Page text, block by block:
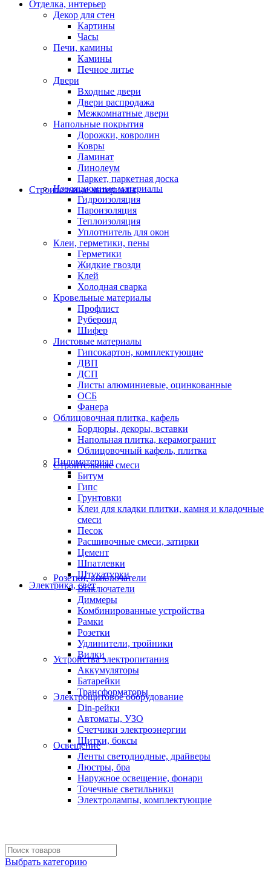
Отделка, интерьер
Декор для стен
Картины
Часы
Печи, камины
Камины
Печное литье
Двери
Входные двери
Двери распродажа
Межкомнатные двери
Напольные покрытия
Дорожки, ковролин
Ковры
Ламинат
Линолеум
Паркет, паркетная доска
Строительные материалы
Изоляционные материалы
Гидроизоляция
Пароизоляция
Теплоизоляция
Уплотнитель для окон
Клеи, герметики, пены
Герметики
Жидкие гвозди
Клей
Холодная сварка
Кровельные материалы
Профлист
Рубероид
Шифер
Листовые материалы
Гипсокартон, комплектующие
ДВП
ДСП
Листы алюминиевые, оцинкованные
ОСБ
Фанера
Облицовочная плитка, кафель
Бордюры, декоры, вставки
Напольная плитка, керамогранит
Облицовочный кафель, плитка
Пиломатериал
Строительные смеси
Битум
Гипс
Грунтовки
Клеи для кладки плитки, камня и кладочные
смеси
Песок
Расшивочные смеси, затирки
Цемент
Шпатлевки
Штукатурки
Электрика, свет
Розетки, выключатели
Выключатели
Диммеры
Комбинированные устройства
Рамки
Розетки
Удлинители, тройники
Вилки
Устройства электропитания
Аккумуляторы
Батарейки
Трансформаторы
Электрощитовое оборудование
Din-рейки
Автоматы, УЗО
Счетчики электроэнергии
Щитки, боксы
Освещение
Ленты светодиодные, драйверы
Люстры, бра
Наружное освещение, фонари
Точечные светильники
Электролампы, комплектующие
Выбрать категорию